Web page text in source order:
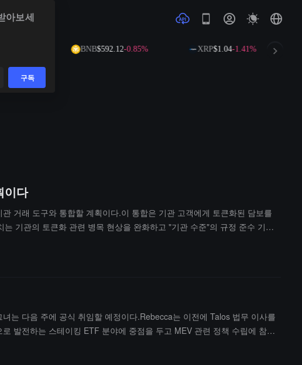
BNB$592.12-0.85% XRP$1.04-1.41%
이다
거래 도구와 통합할 계획이다.이 통합은 기관 고객에게 토큰화된 담보를
기관의 토큰화 관련 병목 현상을 완화하고 "기관 수준"의 규정 준수 기준
는 다음 주에 공식 취임할 예정이다.Rebecca는 이전에 Talos 법무 이사를
발전하는 스테이킹 ETF 분야에 중점을 두고 MEV 관련 정책 수립에 참여
아보세
구독